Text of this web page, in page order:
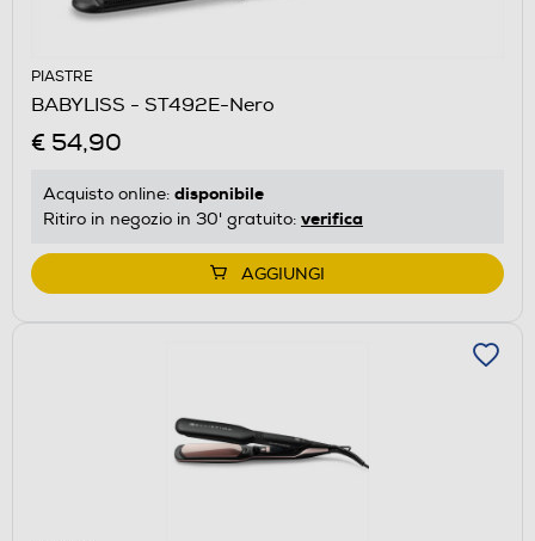
PIASTRE
BABYLISS - ST492E-Nero
€ 54,90
Acquisto online: disponibile
Ritiro in negozio in 30' gratuito: verifica
AGGIUNGI